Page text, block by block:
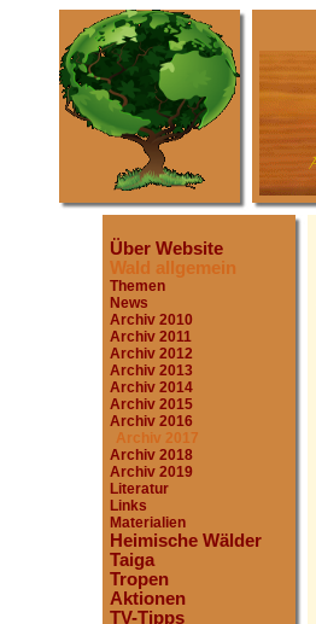
Über Website
Wald allgemein
Themen
News
Archiv 2010
Archiv 2011
Archiv 2012
Archiv 2013
Archiv 2014
Archiv 2015
Archiv 2016
Archiv 2017
Archiv 2018
Archiv 2019
Literatur
Links
Materialien
Heimische Wälder
Taiga
Tropen
Aktionen
TV-Tipps